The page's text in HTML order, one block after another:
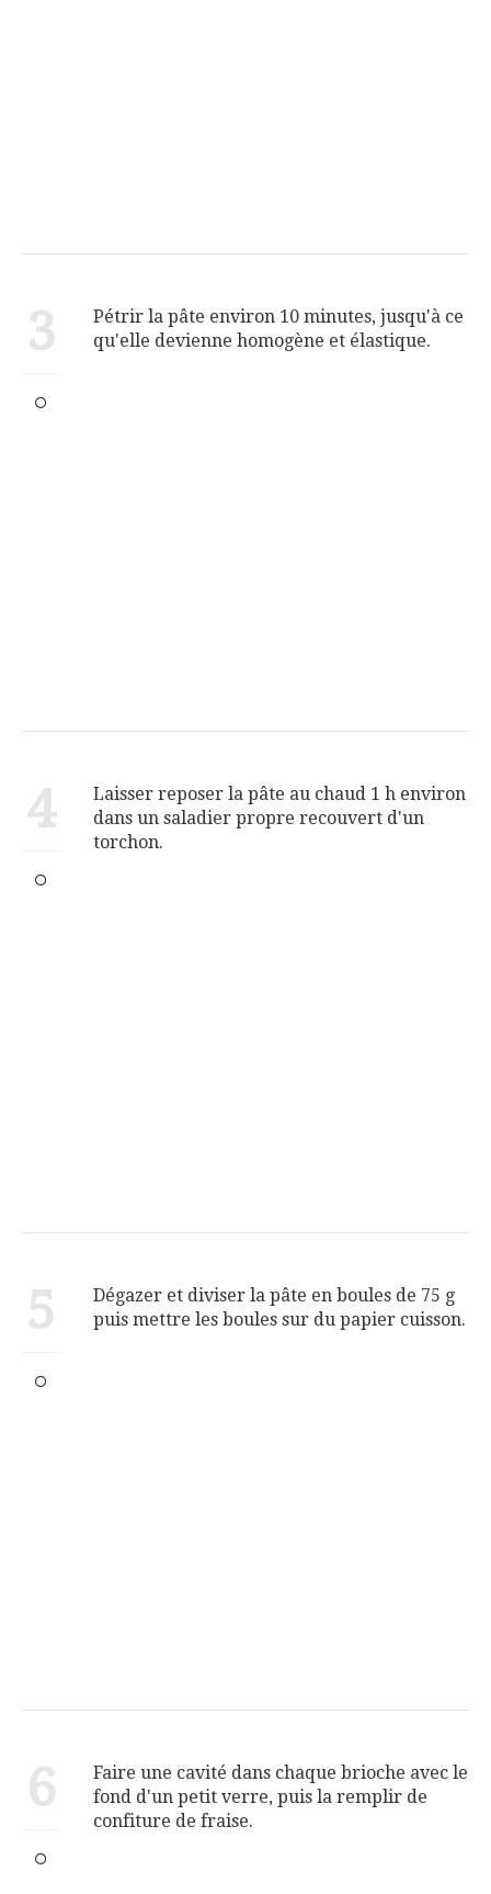
3
Pétrir la pâte environ 10 minutes, jusqu'à ce
qu'elle devienne homogène et élastique.
4
Laisser reposer la pâte au chaud 1 h environ
dans un saladier propre recouvert d'un
torchon.
5
Dégazer et diviser la pâte en boules de 75 g
puis mettre les boules sur du papier cuisson.
6
Faire une cavité dans chaque brioche avec le
fond d'un petit verre, puis la remplir de
confiture de fraise.